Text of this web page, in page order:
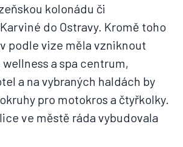
kolonádu či
do Ostravy. Kromě toho
podle vize měla vzniknout
a spa centrum,
a na vybraných haldách by
pro motokros a čtyřkolky.
ve městě ráda vybudovala